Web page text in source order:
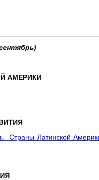
АМЕРИКИ
Страны Латинской